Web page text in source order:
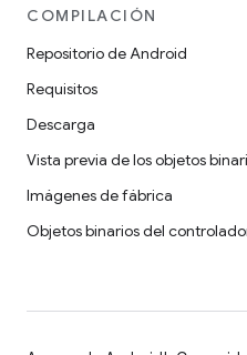
COMPILACIÓN
Repositorio de Android
Requisitos
Descarga
Vista previa de los objetos
Imágenes de fábrica
Objetos binarios del